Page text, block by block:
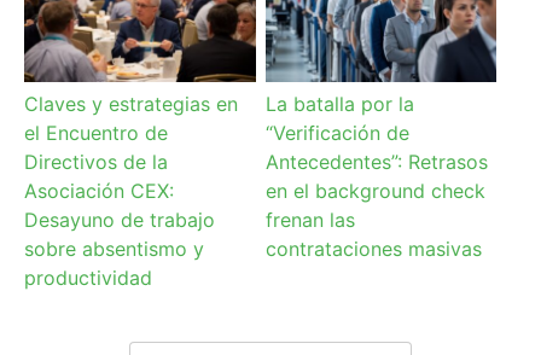
Claves y estrategias en
el Encuentro de
Directivos de la
Asociación CEX:
Desayuno de trabajo
sobre absentismo y
productividad
La batalla por la
“Verificación de
Antecedentes”: Retrasos
en el background check
frenan las
contrataciones masivas